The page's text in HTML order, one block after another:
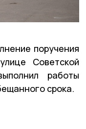
поручения
Советской
работы
срока.